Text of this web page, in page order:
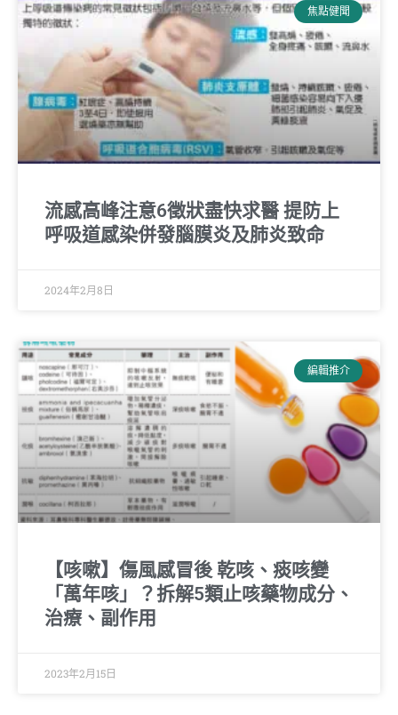
焦點健聞
流感高峰注意6徵狀盡快求醫 提防上
呼吸道感染併發腦膜炎及肺炎致命
2024年2月8日
編輯推介
【咳嗽】傷風感冒後 乾咳、痰咳變
「萬年咳」？拆解5類止咳藥物成分、
治療、副作用
2023年2月15日